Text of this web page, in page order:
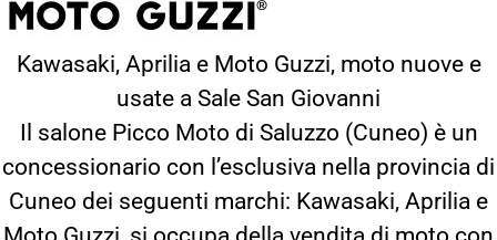
Kawasaki, Aprilia e Moto Guzzi, moto nuove e
usate a Sale San Giovanni
Il salone Picco Moto di Saluzzo (Cuneo) è un
concessionario con l’esclusiva nella provincia di
Cuneo dei seguenti marchi: Kawasaki, Aprilia e